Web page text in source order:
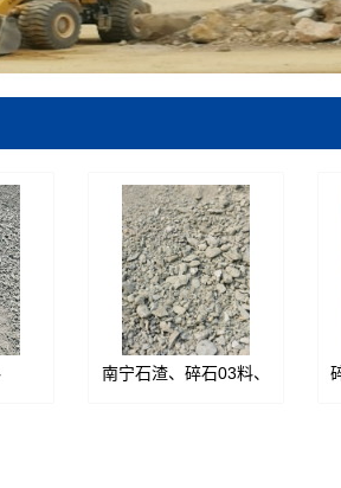
南宁石渣、碎石03料、